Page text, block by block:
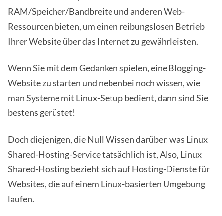
RAM/Speicher/Bandbreite und anderen Web-
Ressourcen bieten, um einen reibungslosen Betrieb
Ihrer Website über das Internet zu gewährleisten.
Wenn Sie mit dem Gedanken spielen, eine Blogging-
Website zu starten und nebenbei noch wissen, wie
man Systeme mit Linux-Setup bedient, dann sind Sie
bestens gerüstet!
Doch diejenigen, die Null Wissen darüber, was Linux
Shared-Hosting-Service tatsächlich ist, Also, Linux
Shared-Hosting bezieht sich auf Hosting-Dienste für
Websites, die auf einem Linux-basierten Umgebung
laufen.